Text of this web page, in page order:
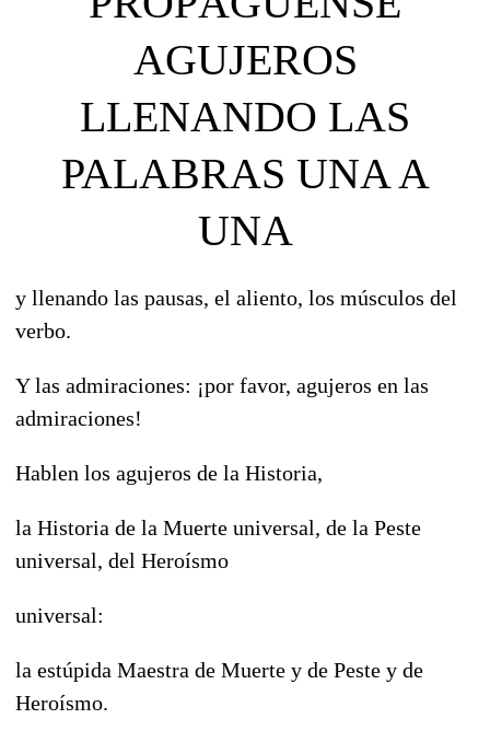
AGUJEROS
LLENANDO LAS
PALABRAS UNA A
UNA
y llenando las pausas, el aliento, los músculos del
verbo.
Y las admiraciones: ¡por favor, agujeros en las
admiraciones!
Hablen los agujeros de la Historia,
la Historia de la Muerte universal, de la Peste
universal, del Heroísmo
universal:
la estúpida Maestra de Muerte y de Peste y de
Heroísmo.